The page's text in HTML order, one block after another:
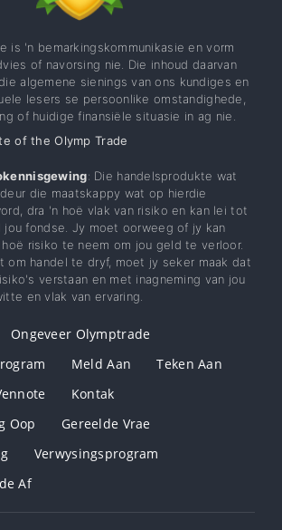
is 'n bemarkingskommunikasie en vorm
of navorsing nie. Die inhoud daarvan
algemene sienings van ons kundiges en
lesers se persoonlike omstandighede,
of huidige finansiële situasie in ag nie.
of the Olymp Trade
: Die handelsprodukte wat
die maatskappy wat op hierdie
dra 'n hoë vlak van risiko en kan lei tot
jou fondse. Jy moet oorweeg of jy kan
risiko te neem om jou geld te verloor.
om handel te dryf, moet jy seker maak dat
verstaan ​​en met inagneming van jou
en vlak van ervaring.
Ongeveer Olymptrade
Meld Aan
Teken Aan
Kontak
Oop
Gereelde Vrae
Verwysingsprogram
Af